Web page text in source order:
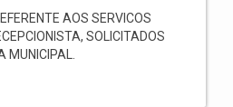
AOS SERVICOS
SOLICITADOS
MUNICIPAL.